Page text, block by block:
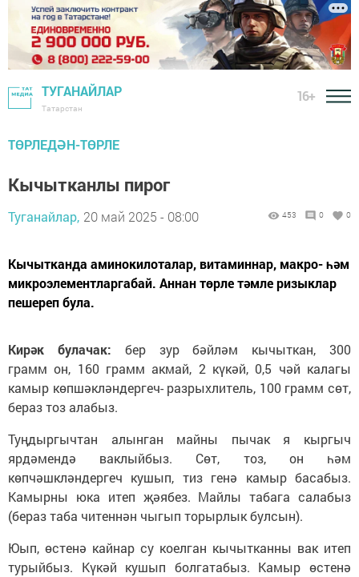
ТУГАНАЙЛАР
Татарстан
16+
ТӨРЛЕДӘН-ТӨРЛЕ
Кычытканлы пирог
Туганайлар, 20 май 2025 - 08:00 453 0 0
Кычытканда аминокилоталар, витаминнар, макро- һәм
микроэлементларгабай. Аннан төрле тәмле ризыклар
пешереп була.
Кирәк булачак: бер зур бәйләм кычыткан, 300
грамм он, 160 грамм акмай, 2 күкәй, 0,5 чәй калагы
камыр көпшәкләндергеч- разрыхлитель, 100 грамм сөт,
бераз тоз алабыз.
Туңдыргычтан алынган майны пычак я кыргыч
ярдәмендә ваклыйбыз. Сөт, тоз, он һәм
көпчәшкләндергеч кушып, тиз генә камыр басабыз.
Камырны юка итеп җәябез. Майлы табага салабыз
(бераз таба читеннән чыгып торырлык булсын).
Юып, өстенә кайнар су коелган кычытканны вак итеп
турыйбыз. Күкәй кушып болгатабыз. Камыр өстенә